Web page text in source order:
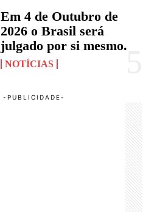
Em 4 de Outubro de
2026 o Brasil será
julgado por si mesmo.
NOTÍCIAS